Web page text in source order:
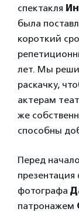
спектакля
была
короткий
лет. Мы
раскачку,
актерам
же
способны
Перед
фотографа
патронажем